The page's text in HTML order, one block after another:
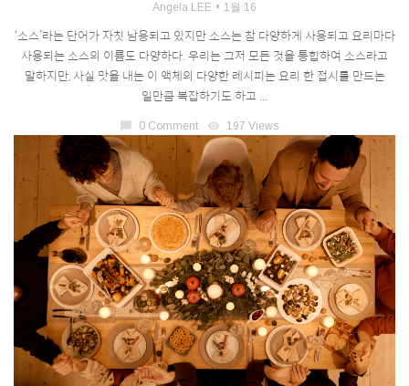
Angela LEE 1월 16
‘소스’라는 단어가 자칫 남용되고 있지만 소스는 참 다양하게 사용되고 요리마다
사용되는 소스의 이름도 다양하다. 우리는 그저 모든 것을 통합하여 소스라고
말하지만, 사실 맛을 내는 이 액체의 다양한 레시피는 요리 한 접시를 만드는
일만큼 복잡하기도 하고 ...
chat_bubble 0 Comment visibility 197 Views